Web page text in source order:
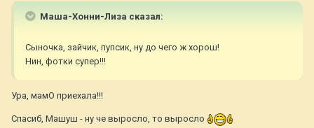
Маша-Хонни-Лиза сказал:
Сыночка, зайчик, пупсик, ну до чего ж хорош!
Нин, фотки супер!!!
Ура, мамО приехала!!!
Спасиб, Машуш - ну че выросло, то выросло